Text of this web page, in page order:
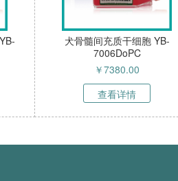
犬骨髓间充质干细胞 YB-
7006DoPC
￥
查看详情
犬